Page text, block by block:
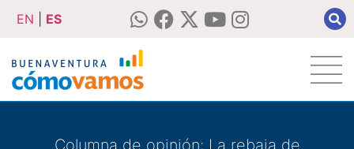
EN ES
Columna de opinión: La rebaja de